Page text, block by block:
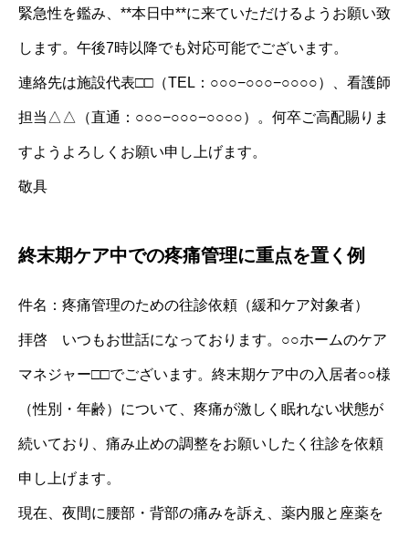
緊急性を鑑み、**本日中**に来ていただけるようお願い致
します。午後7時以降でも対応可能でございます。
連絡先は施設代表□□（TEL：○○○−○○○−○○○○）、看護師
担当△△（直通：○○○−○○○−○○○○）。何卒ご高配賜りま
すようよろしくお願い申し上げます。
敬具
終末期ケア中での疼痛管理に重点を置く例
件名：疼痛管理のための往診依頼（緩和ケア対象者）
拝啓 いつもお世話になっております。○○ホームのケア
マネジャー□□でございます。終末期ケア中の入居者○○様
（性別・年齢）について、疼痛が激しく眠れない状態が
続いており、痛み止めの調整をお願いしたく往診を依頼
申し上げます。
現在、夜間に腰部・背部の痛みを訴え、薬内服と座薬を